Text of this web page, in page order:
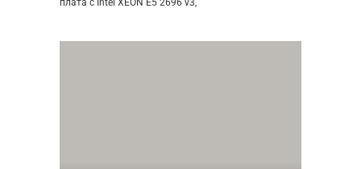
плата с Intel XEON E5 2696 v3,